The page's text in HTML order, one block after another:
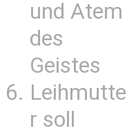
und Atem
des
Geistes
Leihmutte
r soll